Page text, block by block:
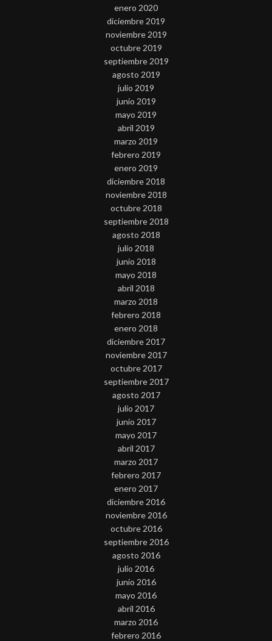
enero 2020
diciembre 2019
noviembre 2019
octubre 2019
septiembre 2019
agosto 2019
julio 2019
junio 2019
mayo 2019
abril 2019
marzo 2019
febrero 2019
enero 2019
diciembre 2018
noviembre 2018
octubre 2018
septiembre 2018
agosto 2018
julio 2018
junio 2018
mayo 2018
abril 2018
marzo 2018
febrero 2018
enero 2018
diciembre 2017
noviembre 2017
octubre 2017
septiembre 2017
agosto 2017
julio 2017
junio 2017
mayo 2017
abril 2017
marzo 2017
febrero 2017
enero 2017
diciembre 2016
noviembre 2016
octubre 2016
septiembre 2016
agosto 2016
julio 2016
junio 2016
mayo 2016
abril 2016
marzo 2016
febrero 2016